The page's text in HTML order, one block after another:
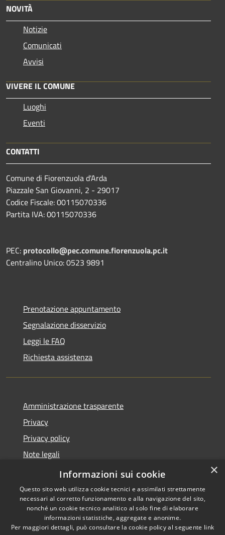
NOVITÀ
Notizie
Comunicati
Avvisi
VIVERE IL COMUNE
Luoghi
Eventi
CONTATTI
Comune di Fiorenzuola d'Arda
Piazzale San Giovanni, 2 - 29017
Codice Fiscale: 00115070336
Partita IVA: 00115070336
PEC: protocollo@pec.comune.fiorenzuola.pc.it
Centralino Unico: 0523 9891
Prenotazione appuntamento
Segnalazione disservizio
Leggi le FAQ
Richiesta assistenza
Amministrazione trasparente
Privacy
Privacy policy
Note legali
Dichiarazione di accessibilità
Copyright © 2026 • Comune di
Fiorenzuola d'Arda • Powered
×
Informazioni sui cookie
Questo sito web utilizza cookie tecnici e assimilati strettamente
necessari al corretto funzionamento e alla navigazione del sito,
nonché un cookie tecnico analitico al solo fine di elaborare
informazioni statistiche, aggregate e anonime.
Per maggiori dettagli, può consultare la cookie policy al seguente link